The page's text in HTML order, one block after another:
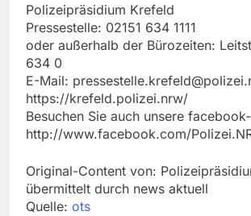
Polizeipräsidium Krefeld
Pressestelle: 02151 634 1111
oder außerhalb der Bürozeiten:
634 0
E-Mail:
https://krefeld.polizei.nrw/
Besuchen Sie auch unsere
http://www.facebook.com/
Original-Content von:
übermittelt durch news aktuell
Quelle: ots